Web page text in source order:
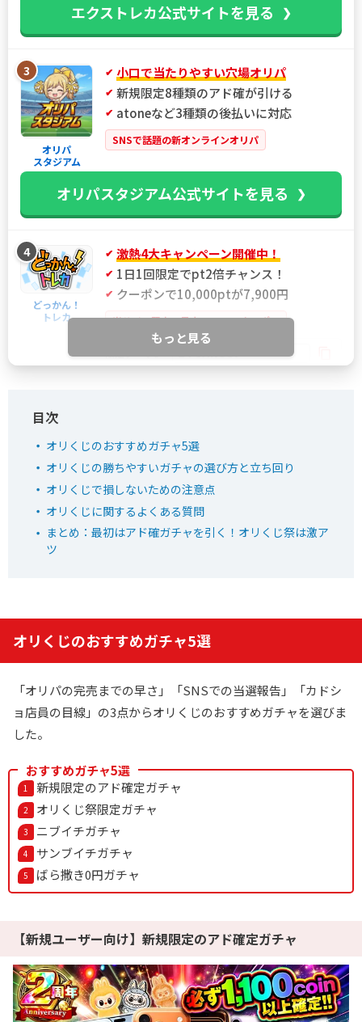
エクストレカ公式サイトを見る
3
オリパ
スタジアム
小口で当たりやすい穴場オリパ
新規限定8種類のアド確が引ける
atoneなど3種類の後払いに対応
SNSで話題の新オンラインオリパ
オリパスタジアム公式サイトを見る
4
どっかん！
トレカ
激熱4大キャンペーン開催中！
1日1回限定でpt2倍チャンス！
クーポンで10,000ptが7,900円
当サイト限定！最大21%OFFクーポン
IYGANSSF
おりパンダ
新規限定アド確ガチャが6種類！
新規アド確で4,554coin以上獲得
ログボで無料ガチャが引ける
公式LINE連携で初回最大90％OFF！
オリパワン
2周年大感謝祭イベント開催中！
オリパワン公式サイトを見る
7 オリくじ
TVCM記念超還元イベント開幕！
毎日無料ガチャが引ける
8
1周年記念イベント開催中！
もっと見る
オリくじのおすすめガチャ5選
オリくじの勝ちやすいガチャの選び方と立ち回り
オリくじで損しないための注意点
オリくじに関するよくある質問
まとめ：最初はアド確ガチャを引く！オリくじ祭は激ア
ツ
オリくじのおすすめガチャ5選
「オリパの完売までの早さ」「SNSでの当選報告」「カドシ
ョ店員の目線」の3点からオリくじのおすすめガチャを選びま
した。
おすすめガチャ5選
新規限定のアド確定ガチャ
オリくじ祭限定ガチャ
ニブイチガチャ
サンブイチガチャ
ばら撒き0円ガチャ
【新規ユーザー向け】新規限定のアド確定ガチャ